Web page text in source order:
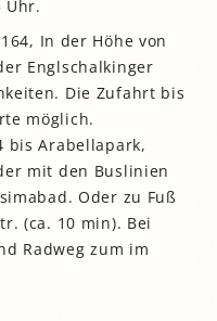
Uhr.
In der Höhe von
Englschalkinger
Die Zufahrt bis
möglich.
bis Arabellapark,
mit den Buslinien
Oder zu Fuß
(ca. 10 min). Bei
Radweg zum im